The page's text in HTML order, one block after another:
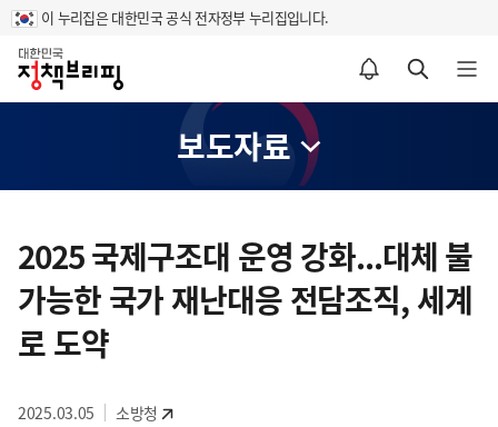
이 누리집은 대한민국 공식 전자정부 누리집입니다.
홈
알림설정 바로가기 검색 바로가기 메뉴 열기
보도자료
텐
츠
영
역
2025 국제구조대 운영 강화...대체 불
가능한 국가 재난대응 전담조직, 세계
로 도약
2025.03.05 소방청